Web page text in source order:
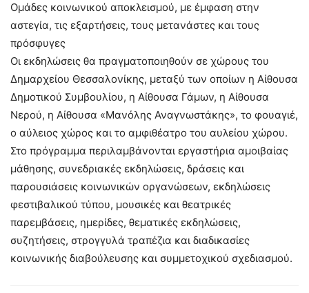
Ομάδες κοινωνικού αποκλεισμού, με έμφαση στην
αστεγία, τις εξαρτήσεις, τους μετανάστες και τους
πρόσφυγες
Οι εκδηλώσεις θα πραγματοποιηθούν σε χώρους του
Δημαρχείου Θεσσαλονίκης, μεταξύ των οποίων η Αίθουσα
Δημοτικού Συμβουλίου, η Αίθουσα Γάμων, η Αίθουσα
Νερού, η Αίθουσα «Μανόλης Αναγνωστάκης», το φουαγιέ,
ο αύλειος χώρος και το αμφιθέατρο του αυλείου χώρου.
Στο πρόγραμμα περιλαμβάνονται εργαστήρια αμοιβαίας
μάθησης, συνεδριακές εκδηλώσεις, δράσεις και
παρουσιάσεις κοινωνικών οργανώσεων, εκδηλώσεις
φεστιβαλικού τύπου, μουσικές και θεατρικές
παρεμβάσεις, ημερίδες, θεματικές εκδηλώσεις,
συζητήσεις, στρογγυλά τραπέζια και διαδικασίες
κοινωνικής διαβούλευσης και συμμετοχικού σχεδιασμού.